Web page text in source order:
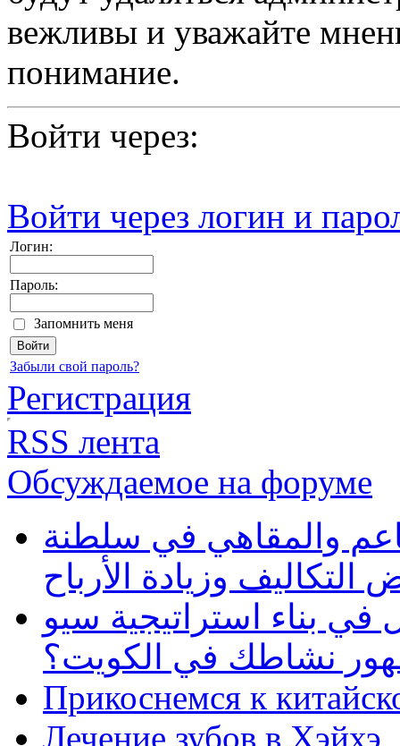
вежливы и уважайте
понимание.
Войти через:
Войти через логин и
Логин:
Пароль:
Запомнить меня
Забыли свой пароль?
Регистрация
RSS лента
Обсуждаемое на форуме
والمقاهي في سلطنة
وزيادة الأرباح
بناء استراتيجية سيو
نشاطك في الكويت؟
Прикоснемся к
Лечение зубов в Хэйхэ